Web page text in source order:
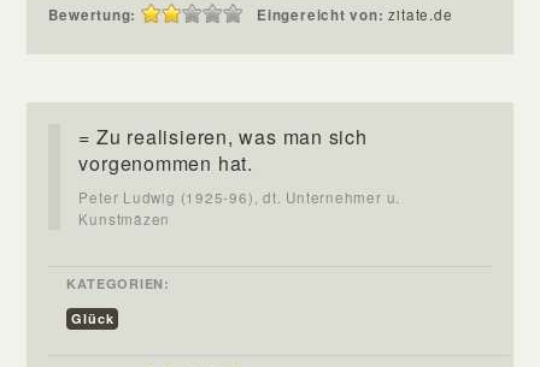
Bewertung: Eingereicht von:zitate.de
= Zu realisieren, was man sich
vorgenommen hat.
Peter Ludwig (1925-96), dt. Unternehmer u.
Kunstmäzen
KATEGORIEN:
Glück